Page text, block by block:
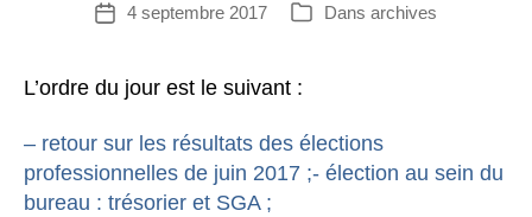
Date4 septembre 2017 Catégories
Dans archives
L’ordre du jour est le suivant :
– retour sur les résultats des élections
professionnelles de juin 2017 ;- élection au sein du
bureau : trésorier et SGA ;